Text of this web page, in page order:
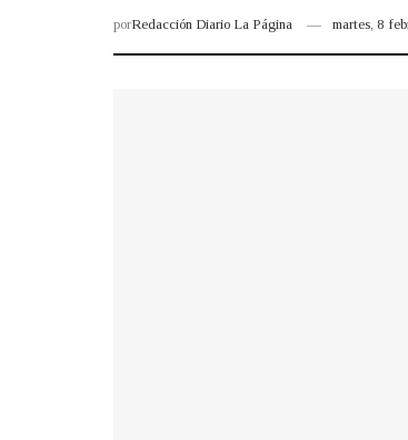
porRedacción Diario La Página martes, 8